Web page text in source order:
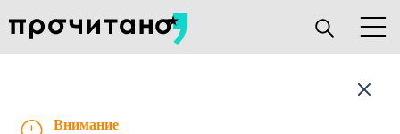
Внимание